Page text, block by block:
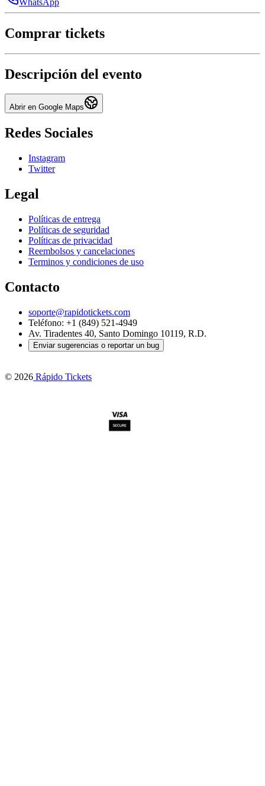
Comprar tickets
Descripción del evento
Abrir en Google Maps
Redes Sociales
Instagram
Twitter
Legal
Políticas de entrega
Políticas de seguridad
Políticas de privacidad
Reembolsos y cancelaciones
Terminos y condiciones de uso
Contacto
soporte@rapidotickets.com
Teléfono: +1 (849) 521-4949
Av. Tiradentes 40, Santo Domingo 10119, R.D.
Enviar sugerencias o reportar un bug
© 2026 Rápido Tickets